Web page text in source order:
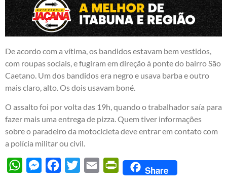
De acordo com a vítima, os bandidos estavam bem vestidos,
com roupas sociais, e fugiram em direção à ponte do bairro São
Caetano. Um dos bandidos era negro e usava barba e outro
mais claro, alto. Os dois usavam boné.
O assalto foi por volta das 19h, quando o trabalhador saía para
fazer mais uma entrega de pizza. Quem tiver informações
sobre o paradeiro da motocicleta deve entrar em contato com
a polícia militar ou civil.
WhatsAppMessengerFacebook
Twitter Email PrintFriendly
Share